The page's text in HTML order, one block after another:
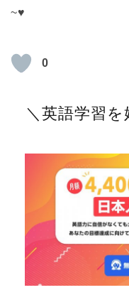
~♥
0
＼英語学習